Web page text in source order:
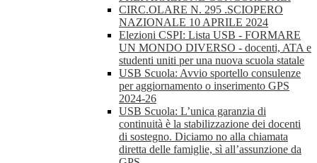
CIRC.OLARE N. 295 .SCIOPERO
NAZIONALE 10 APRILE 2024
Elezioni CSPI: Lista USB - FORMARE
UN MONDO DIVERSO - docenti, ATA e
studenti uniti per una nuova scuola statale
USB Scuola: Avvio sportello consulenze
per aggiornamento o inserimento GPS
2024-26
USB Scuola: L’unica garanzia di
continuità è la stabilizzazione dei docenti
di sostegno. Diciamo no alla chiamata
diretta delle famiglie, sì all’assunzione da